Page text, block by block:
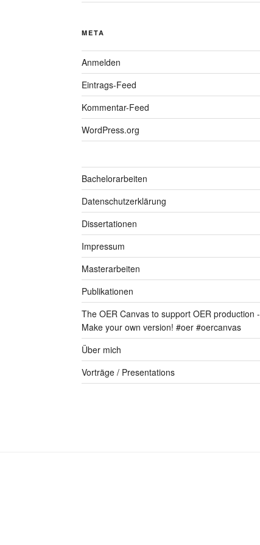
META
Anmelden
Eintrags-Feed
Kommentar-Feed
WordPress.org
Bachelorarbeiten
Datenschutzerklärung
Dissertationen
Impressum
Masterarbeiten
Publikationen
The OER Canvas to support OER production -
Make your own version! #oer #oercanvas
Über mich
Vorträge / Presentations